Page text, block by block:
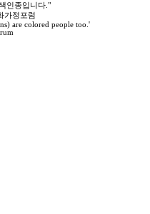
인종입니다."
가정포럼
are colored people too.'